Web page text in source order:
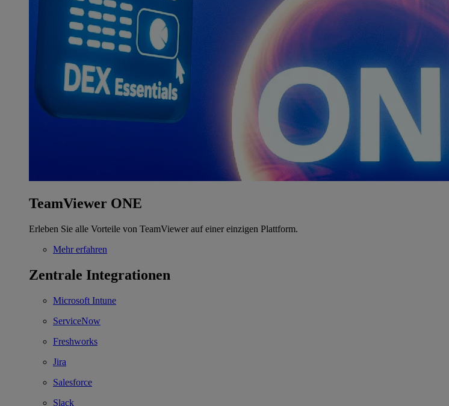
TeamViewer ONE
Erleben Sie alle Vorteile von TeamViewer auf einer einzigen Plattform.
Mehr erfahren
Zentrale Integrationen
Microsoft Intune
ServiceNow
Freshworks
Jira
Salesforce
Slack